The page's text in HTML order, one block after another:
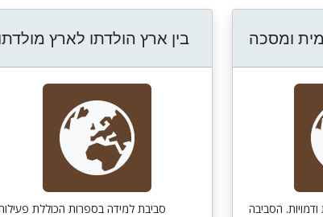
Vocalisation and Reading Traditions
בין ארץ הולדתו לארץ
סביבת למידה בספרות הכוללת
ומסכה
הסביבה